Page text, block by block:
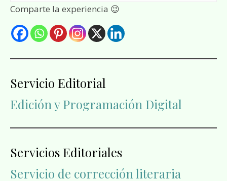
Comparte la experiencia 😉
Servicio Editorial
Edición y Programación Digital
Servicios Editoriales
Servicio de corrección literaria